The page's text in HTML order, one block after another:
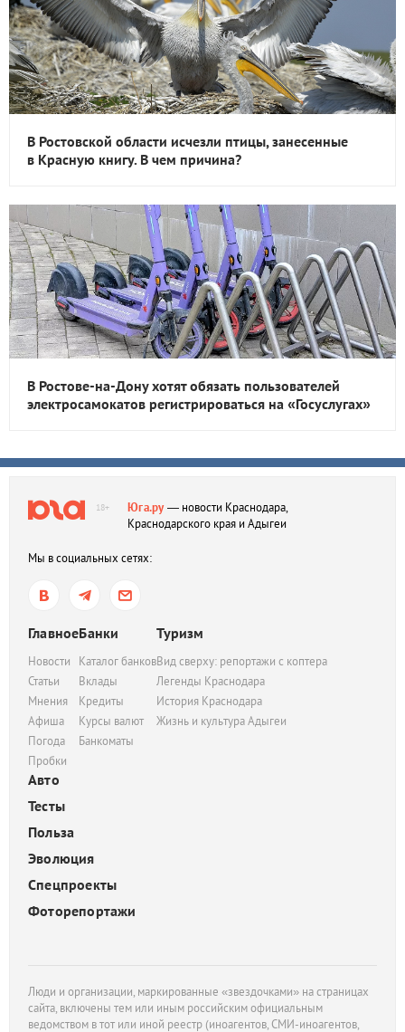
В Ростовской области исчезли птицы, занесенные
в Красную книгу. В чем причина?
В Ростове-на-Дону хотят обязать пользователей
электросамокатов регистрироваться на «Госуслугах»
18+ Юга.ру— новости Краснодара,
Краснодарского края и Адыгеи
Мы в социальных сетях:
Главное
Новости
Статьи
Мнения
Афиша
Погода
Пробки
Банки
Каталог банков
Вклады
Кредиты
Курсы валют
Банкоматы
Туризм
Вид сверху: репортажи с коптера
Легенды Краснодара
История Краснодара
Жизнь и культура Адыгеи
Авто
Тесты
Польза
Эволюция
Спецпроекты
Фоторепортажи
Люди и организации, маркированные «звездочками» на страницах
сайта, включены тем или иным российским официальным
ведомством в тот или иной реестр (иноагентов, СМИ-иноагентов,